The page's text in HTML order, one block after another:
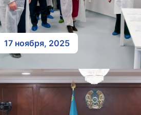
17 ноября, 2025